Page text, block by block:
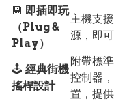
💾 即插即玩
（Plug &
Play）
主機支
源，即
🕹️ 經典街機
搖桿設計
附帶標
控制器
置，提